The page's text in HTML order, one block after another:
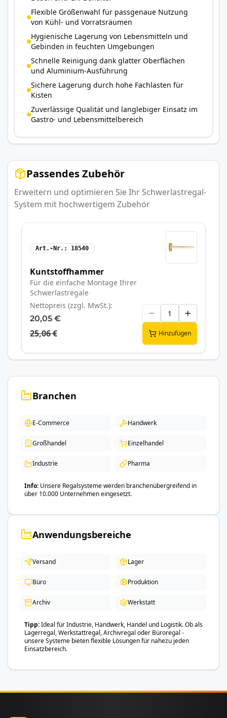
Flexible Größenwahl für passgenaue Nutzung
von Kühl- und Vorratsräumen
Hygienische Lagerung von Lebensmitteln und
Gebinden in feuchten Umgebungen
Schnelle Reinigung dank glatter Oberflächen
und Aluminium-Ausführung
Sichere Lagerung durch hohe Fachlasten für
Kisten
Zuverlässige Qualität und langlebiger Einsatz im
Gastro- und Lebensmittelbereich
Passendes Zubehör
Erweitern und optimieren Sie Ihr Schwerlastregal-
System mit hochwertigem Zubehör
Art.-Nr. 18540
Kuntstoffhammer
Für die einfache Montage Ihrer
Schwerlastregale
Nettopreis (zzgl. MwSt.)
20,05 €
25,06 € Hinzufügen
Branchen
E-Commerce Handwerk
Großhandel Einzelhandel
Industrie Pharma
Info Unsere Regalsysteme werden branchenübergreifend in
über 10.000 Unternehmen eingesetzt.
Anwendungsbereiche
Versand Lager
Büro Produktion
Archiv Werkstatt
Tipp Ideal für Industrie, Handwerk, Handel und Logistik. Ob als
Lagerregal, Werkstattregal, Archivregal oder Büroregal -
unsere Systeme bieten flexible Lösungen für nahezu jeden
Einsatzbereich.